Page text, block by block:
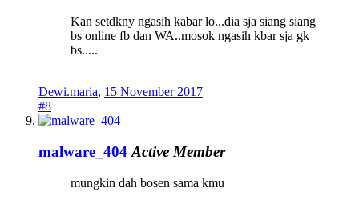
Kan setdkny ngasih kabar lo...dia sja siang siang
bs online fb dan WA..mosok ngasih kbar sja gk
bs.....
Dewi.maria, 15 November 2017
#8
malware_404 Active Member
mungkin dah bosen sama kmu